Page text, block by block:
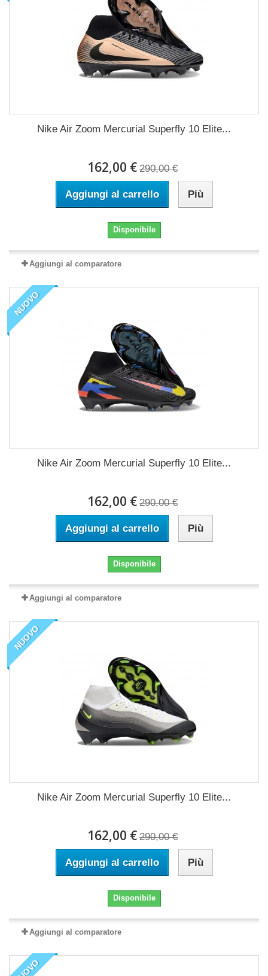
Nike Air Zoom Mercurial Superfly 10 Elite...
162,00 € 290,00 €
Aggiungi al carrello Più
Disponibile
Aggiungi al comparatore
NUOVO
Nike Air Zoom Mercurial Superfly 10 Elite...
162,00 € 290,00 €
Aggiungi al carrello Più
Disponibile
Aggiungi al comparatore
NUOVO
Nike Air Zoom Mercurial Superfly 10 Elite...
162,00 € 290,00 €
Aggiungi al carrello Più
Disponibile
Aggiungi al comparatore